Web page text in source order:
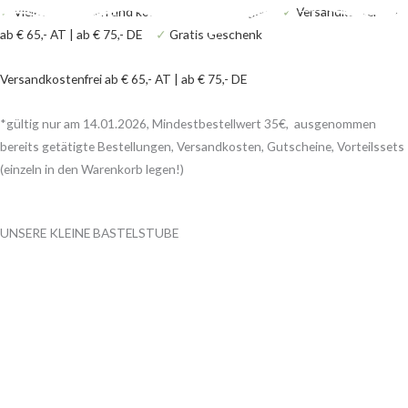
Zum
Inhalt
✓ Viele Bastelideen und kostenlose Anleitungen ✓ Versandkostenfrei
ab € 65,- AT | ab € 75,- DE
✓ Gratis Geschenk
Versandkostenfrei ab € 65,- AT | ab € 75,- DE
*gültig nur am 14.01.2026, Mindestbestellwert 35€, ausgenommen
bereits getätigte Bestellungen, Versandkosten, Gutscheine, Vorteilssets
(einzeln in den Warenkorb legen!)
UNSERE KLEINE BASTELSTUBE
Products
search
Products
search